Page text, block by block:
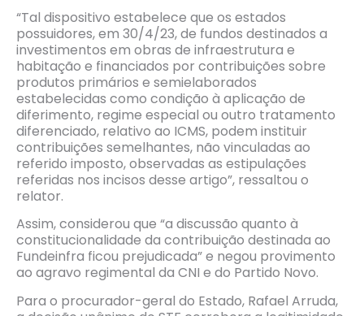
“Tal dispositivo estabelece que os estados
possuidores, em 30/4/23, de fundos destinados a
investimentos em obras de infraestrutura e
habitação e financiados por contribuições sobre
produtos primários e semielaborados
estabelecidas como condição à aplicação de
diferimento, regime especial ou outro tratamento
diferenciado, relativo ao ICMS, podem instituir
contribuições semelhantes, não vinculadas ao
referido imposto, observadas as estipulações
referidas nos incisos desse artigo”, ressaltou o
relator.
Assim, considerou que “a discussão quanto à
constitucionalidade da contribuição destinada ao
Fundeinfra ficou prejudicada” e negou provimento
ao agravo regimental da CNI e do Partido Novo.
Para o procurador-geral do Estado, Rafael Arruda,